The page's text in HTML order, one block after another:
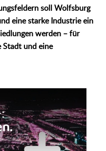
soll Wolfsburg
eine starke Industrie ein
werden – für
Stadt und eine